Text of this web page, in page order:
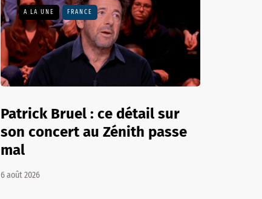
A LA UNE FRANCE
Patrick Bruel : ce détail sur
son concert au Zénith passe
mal
6 août 2026